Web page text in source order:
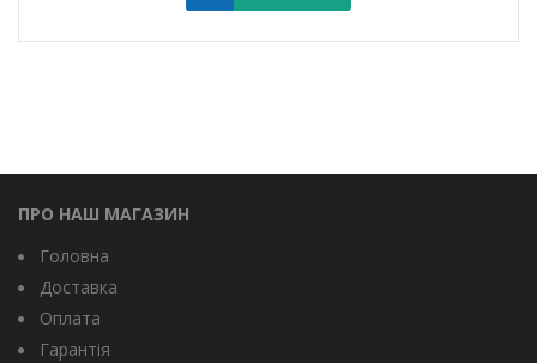
ПРО НАШ МАГАЗИН
Головна
Доставка
Оплата
Гарантія